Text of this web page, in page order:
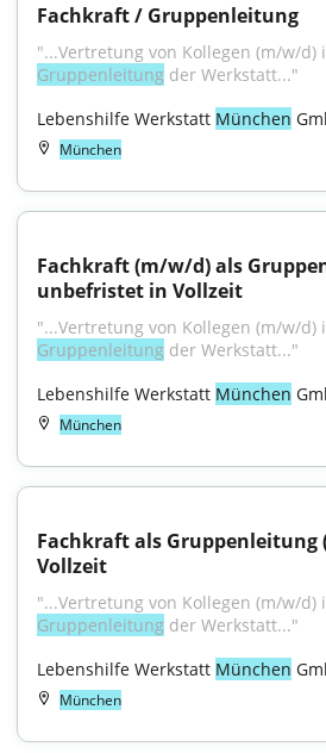
Fachkraft / Gruppenleitung
Gruppenleitung der Werkstatt..."
Lebenshilfe Werkstatt München
München
Fachkraft (m/w/d) als
unbefristet in Vollzeit
Gruppenleitung der Werkstatt..."
Lebenshilfe Werkstatt München
München
Fachkraft als Gruppenleitung
Vollzeit
Gruppenleitung der Werkstatt..."
Lebenshilfe Werkstatt München
München